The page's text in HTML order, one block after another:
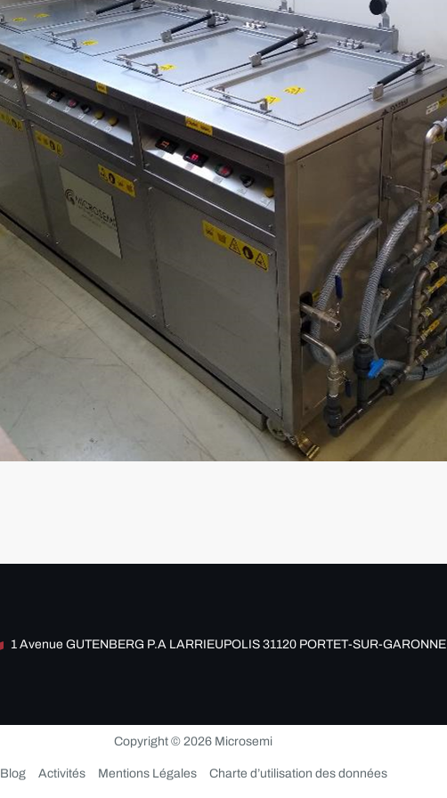
1 Avenue GUTENBERG P.A LARRIEUPOLIS 31120 PORTET-SUR-GARONNE
Copyright © 2026 Microsemi
Blog Activités Mentions Légales Charte d’utilisation des données